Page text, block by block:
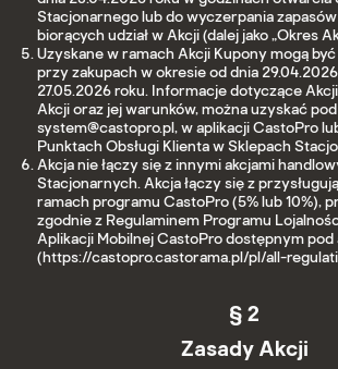
Stacjonarnego lub do wyczerpania
biorących udział w Akcji (dalej jako „Okres
Uzyskane w ramach Akcji Kupony mogą
przy zakupach w okresie od dnia
27.05.2026 roku. Informacje dotyczące
Akcji oraz jej warunków, można uzyskać
system@castopro.pl, w aplikacji CastoPro
Punktach Obsługi Klienta w Sklepach
Akcja nie łączy się z innymi akcjami
Stacjonarnych. Akcja łączy się z
ramach programu CastoPro (5% lub 10%),
zgodnie z Regulaminem Programu
Aplikacji Mobilnej CastoPro dostępnym pod
(https://castopro.castorama.pl/pl/all-
§ 2
Zasady Akcji